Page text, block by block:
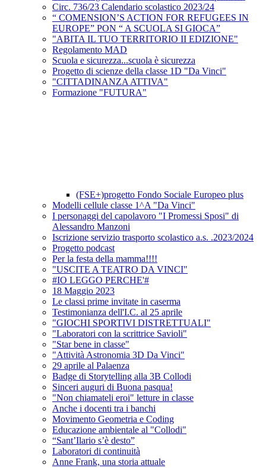
Circ. 736/23 Calendario scolastico 2023/24
“ COMENSION’S ACTION FOR REFUGEES IN
EUROPE” PON “ A SCUOLA SI GIOCA”
"ABITA IL TUO TERRITORIO II EDIZIONE"
Regolamento MAD
Scuola e sicurezza...scuola è sicurezza
Progetto di scienze della classe 1D "Da Vinci"
"CITTADINANZA ATTIVA"
Formazione "FUTURA"
(FSE+)progetto Fondo Sociale Europeo plus
Modelli cellule classe 1^A "Da Vinci"
I personaggi del capolavoro "I Promessi Sposi" di
Alessandro Manzoni
Iscrizione servizio trasporto scolastico a.s. .2023/2024
Progetto podcast
Per la festa della mamma!!!!
"USCITE A TEATRO DA VINCI"
#IO LEGGO PERCHE'#
18 Maggio 2023
Le classi prime invitate in caserma
Testimonianza dell'I.C. al 25 aprile
"GIOCHI SPORTIVI DISTRETTUALI"
"Laboratori con la scrittrice Savioli"
"Star bene in classe"
"Attività Astronomia 3D Da Vinci"
29 aprile al Palaenza
Badge di Storytelling alla 3B Collodi
Sinceri auguri di Buona pasqua!
"Non chiamateli eroi" letture in classe
Anche i docenti tra i banchi
Movimento Geometria e Coding
Educazione ambientale al "Collodi"
“Sant’Ilario s’è desto”
Laboratori di continuità
Anne Frank, una storia attuale